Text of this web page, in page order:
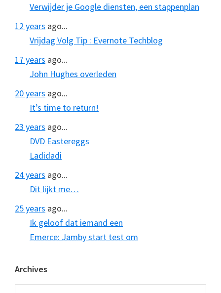
Verwijder je Google diensten, een stappenplan
12 years ago...
Vrijdag Volg Tip : Evernote Techblog
17 years ago...
John Hughes overleden
20 years ago...
It’s time to return!
23 years ago...
DVD Eastereggs
Ladidadi
24 years ago...
Dit lijkt me…
25 years ago...
Ik geloof dat iemand een
Emerce: Jamby start test om
Archives